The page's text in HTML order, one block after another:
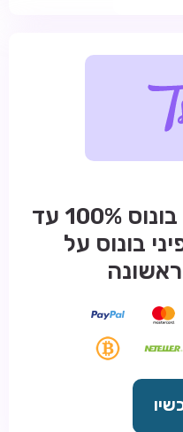
חבילת קבלת פנים: בונוס 100% עד
+ 100 ספיני בונוס על